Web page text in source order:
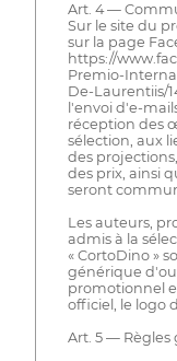
Art. 4 —
Sur le site du
sur la page
https://
Premio-
De-Laurentiis/
l'envoi d'e-
réception des
sélection, aux
des
des prix, ainsi
seront
Les auteurs,
admis à la
« CortoDino »
générique
promotionnel
officiel, le logo
Art. 5 — Règles